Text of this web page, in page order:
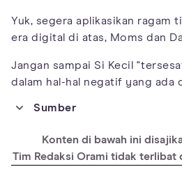
Yuk, segera aplikasikan ragam
era digital di atas, Moms dan
Jangan sampai Si Kecil
dalam hal-hal negatif yang ada
Sumber
020-0776-x
https://www.pewresearch.org/
social-media-technology-2018/
Konten di bawah ini
Tim Redaksi Orami tidak terlibat